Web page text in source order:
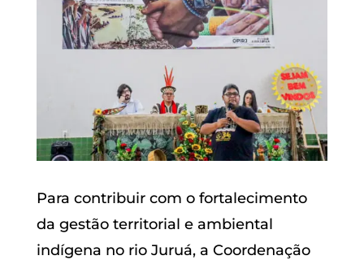
Para contribuir com o fortalecimento
da gestão territorial e ambiental
indígena no rio Juruá, a Coordenação